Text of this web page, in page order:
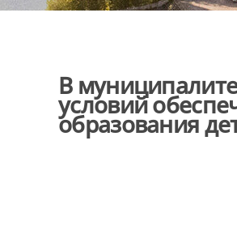
В
условий
образования